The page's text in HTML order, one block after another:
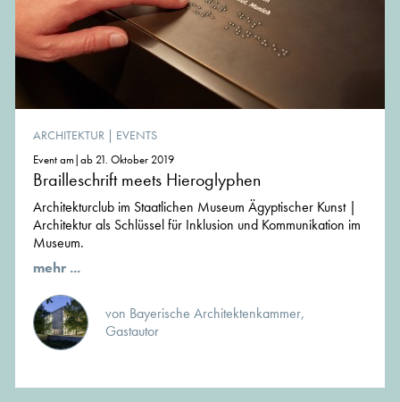
ARCHITEKTUR | EVENTS
Event am|ab 21. Oktober 2019
Brailleschrift meets Hieroglyphen
Architekturclub im Staatlichen Museum Ägyptischer Kunst |
Architektur als Schlüssel für Inklusion und Kommunikation im
Museum.
mehr ...
von Bayerische Architektenkammer,
Gastautor